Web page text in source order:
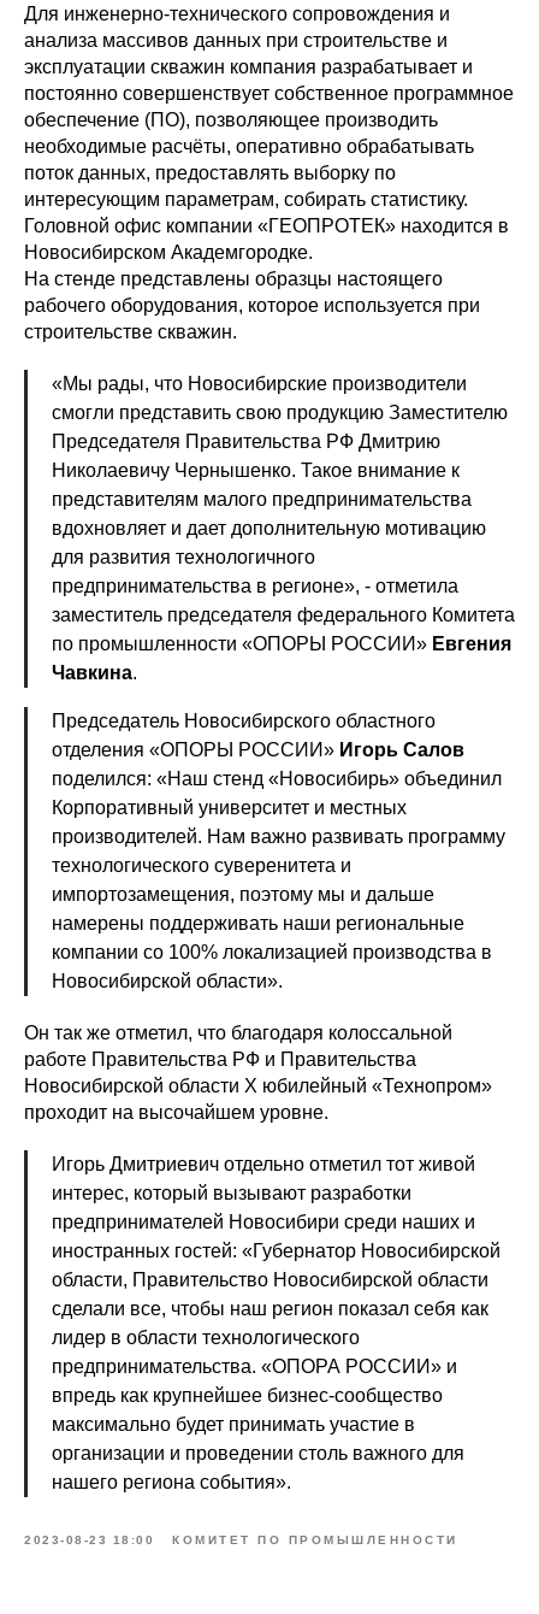
Для инженерно-технического сопровождения и
анализа массивов данных при строительстве и
эксплуатации скважин компания разрабатывает и
постоянно совершенствует собственное программное
обеспечение (ПО), позволяющее производить
необходимые расчёты, оперативно обрабатывать
поток данных, предоставлять выборку по
интересующим параметрам, собирать статистику.
Головной офис компании «ГЕОПРОТЕК» находится в
Новосибирском Академгородке.
На стенде представлены образцы настоящего
рабочего оборудования, которое используется при
строительстве скважин.
«Мы рады, что Новосибирские производители
смогли представить свою продукцию Заместителю
Председателя Правительства РФ Дмитрию
Николаевичу Чернышенко. Такое внимание к
представителям малого предпринимательства
вдохновляет и дает дополнительную мотивацию
для развития технологичного
предпринимательства в регионе», - отметила
заместитель председателя федерального Комитета
по промышленности «ОПОРЫ РОССИИ» Евгения
Чавкина.
Председатель Новосибирского областного
отделения «ОПОРЫ РОССИИ» Игорь Салов
поделился: «Наш стенд «Новосибирь» объединил
Корпоративный университет и местных
производителей. Нам важно развивать программу
технологического суверенитета и
импортозамещения, поэтому мы и дальше
намерены поддерживать наши региональные
компании со 100% локализацией производства в
Новосибирской области».
Он так же отметил, что благодаря колоссальной
работе Правительства РФ и Правительства
Новосибирской области Х юбилейный «Технопром»
проходит на высочайшем уровне.
Игорь Дмитриевич отдельно отметил тот живой
интерес, который вызывают разработки
предпринимателей Новосибири среди наших и
иностранных гостей: «Губернатор Новосибирской
области, Правительство Новосибирской области
сделали все, чтобы наш регион показал себя как
лидер в области технологического
предпринимательства. «ОПОРА РОССИИ» и
впредь как крупнейшее бизнес-сообщество
максимально будет принимать участие в
организации и проведении столь важного для
нашего региона события».
2023-08-23 18:00 КОМИТЕТ ПО ПРОМЫШЛЕННОСТИ